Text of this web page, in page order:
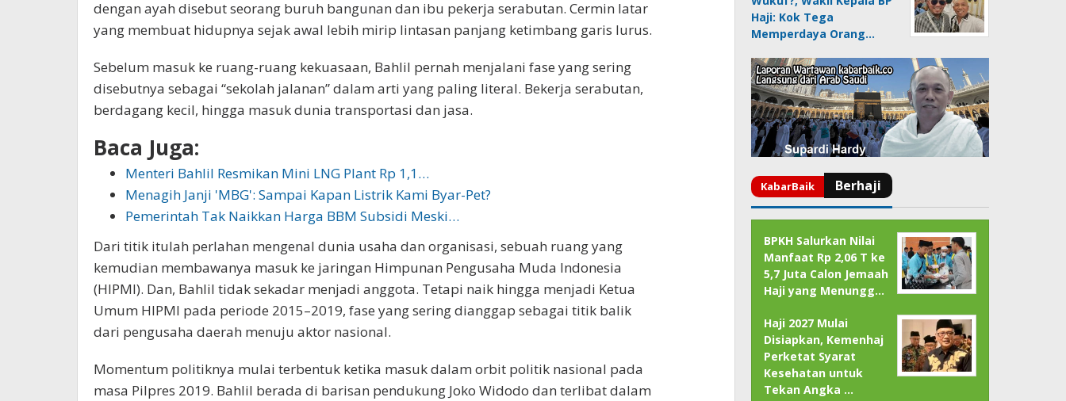
dengan ayah disebut seorang buruh bangunan dan ibu pekerja serabutan. Cermin latar
yang membuat hidupnya sejak awal lebih mirip lintasan panjang ketimbang garis lurus.
Sebelum masuk ke ruang-ruang kekuasaan, Bahlil pernah menjalani fase yang sering
disebutnya sebagai “sekolah jalanan” dalam arti yang paling literal. Bekerja serabutan,
berdagang kecil, hingga masuk dunia transportasi dan jasa.
Baca Juga:
Menteri Bahlil Resmikan Mini LNG Plant Rp 1,1…
Menagih Janji 'MBG': Sampai Kapan Listrik Kami Byar-Pet?
Pemerintah Tak Naikkan Harga BBM Subsidi Meski…
Dari titik itulah perlahan mengenal dunia usaha dan organisasi, sebuah ruang yang
kemudian membawanya masuk ke jaringan Himpunan Pengusaha Muda Indonesia
(HIPMI). Dan, Bahlil tidak sekadar menjadi anggota. Tetapi naik hingga menjadi Ketua
Umum HIPMI pada periode 2015–2019, fase yang sering dianggap sebagai titik balik
dari pengusaha daerah menuju aktor nasional.
Momentum politiknya mulai terbentuk ketika masuk dalam orbit politik nasional pada
masa Pilpres 2019. Bahlil berada di barisan pendukung Joko Widodo dan terlibat dalam
Haji: Kok Tega
Memperdaya Orang…
BPKH Salurkan Nilai
Manfaat Rp 2,06 T ke
5,7 Juta Calon Jemaah
Haji yang Menungg…
Haji 2027 Mulai
Disiapkan, Kemenhaj
Perketat Syarat
Kesehatan untuk
Tekan Angka …